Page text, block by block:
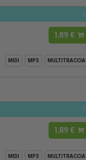
1,89 €
MIDI MP3 MULTITRACCIA
1,89 €
MIDI MP3 MULTITRACCIA